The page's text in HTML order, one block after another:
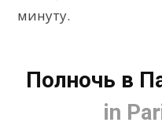
минуту.
Полночь в
in